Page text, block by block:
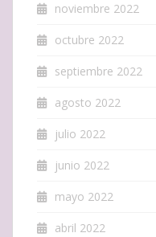
noviembre 2022
octubre 2022
septiembre 2022
agosto 2022
julio 2022
junio 2022
mayo 2022
abril 2022